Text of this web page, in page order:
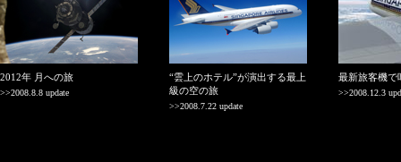
2012年 月への旅
>>2008.8.8 update
“雲上のホテル”が演出する最上
級の空の旅
>>2008.7.22 update
最新旅客機で
>>2008.12.3